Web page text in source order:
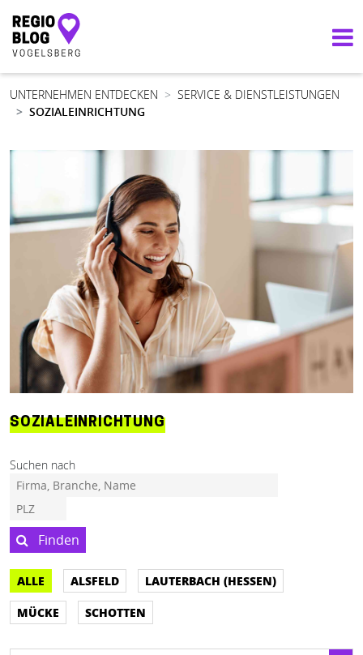
Hauptnavigation
UNTERNEHMEN ENTDECKEN
SERVICE & DIENSTLEISTUNGEN
SOZIALEINRICHTUNG
SOZIALEINRICHTUNG
Suchen nach
Finden
ALLE ALSFELD
LAUTERBACH (HESSEN)
MÜCKE
SCHOTTEN